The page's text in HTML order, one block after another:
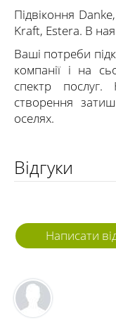
Підвіконня
Kraft, Estera. В
Ваші потреби
компанії і на
спектр
створення
оселях.
Відгуки
Написати